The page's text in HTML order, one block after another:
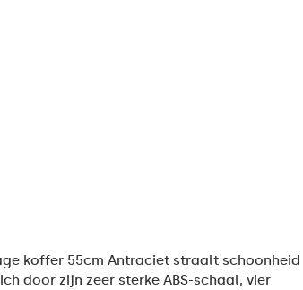
koffer 55cm Antraciet straalt schoonheid
door zijn zeer sterke ABS-schaal, vier